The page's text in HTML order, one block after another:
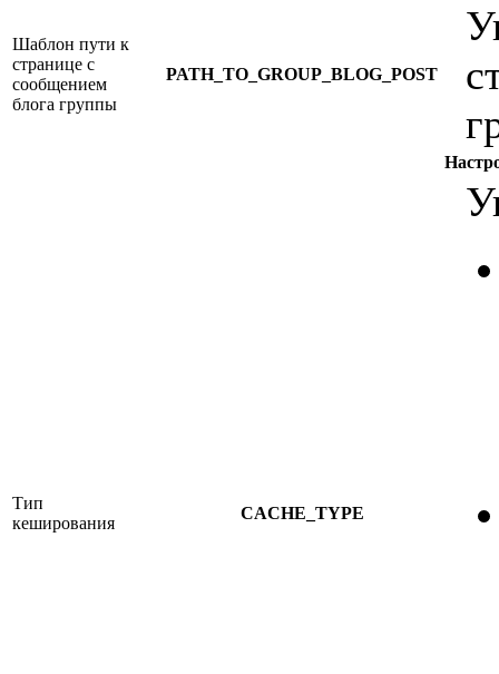
Шаблон пути к
странице с
сообщением
блога группы
PATH_TO_GROUP_BLOG_POST
Тип
кеширования
CACHE_TYPE